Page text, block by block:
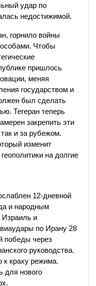
удар по
недостижимой.
горнило войны
Чтобы
пришлось
меняя
государством и
был сделать
Тегеран теперь
закрепить эти
и за рубежом.
изменит
на долгие
12-дневной
и народным
Израиль и
по Ирану 28
победы через
руководства.
к краху режима.
для нового